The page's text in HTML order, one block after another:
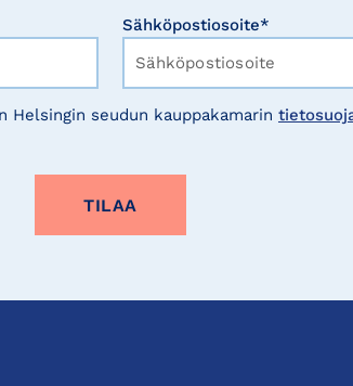
Sähköpostiosoite*
Helsingin seudun kauppakamarin